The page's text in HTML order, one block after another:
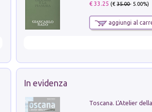
€ 33.25 (€35.00- 5.00%)
aggiungi al
In evidenza
Toscana. L'Atelier